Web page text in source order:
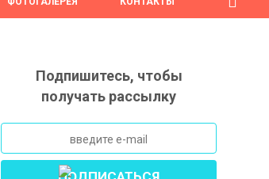
Подпишитесь, чтобы
получать рассылку